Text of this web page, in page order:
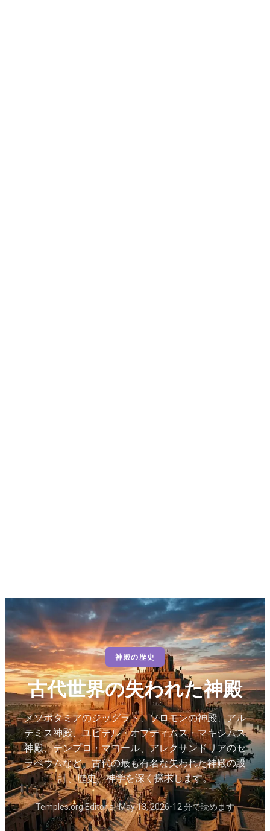
神殿の歴史
古代世界の失われた神殿
メソポタミアのジッグラト、ソロモンの神殿、アル
テミス神殿、ユピテル・オプティムス・マキシムス
神殿、テンプロ・マヨール、アレクサンドリアのセ
ラペウムなど、古代の最も有名な失われた神殿の設
計、歴史、神学を深く探求します。
Temples.org Editorial•May 13, 2026•12 分で読めます